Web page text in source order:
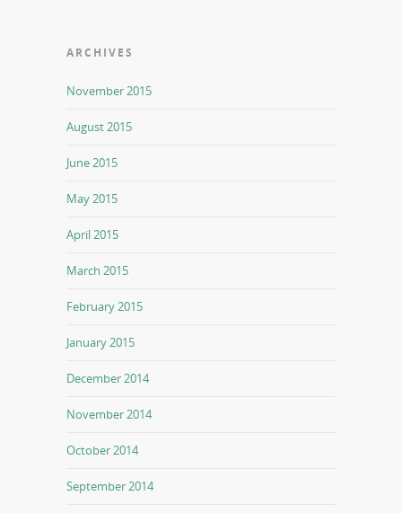
ARCHIVES
November 2015
August 2015
June 2015
May 2015
April 2015
March 2015
February 2015
January 2015
December 2014
November 2014
October 2014
September 2014